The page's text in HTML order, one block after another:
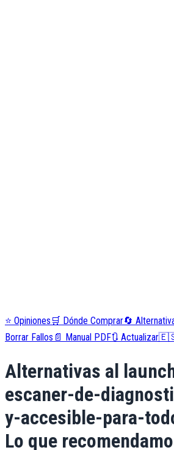
⭐ Opiniones 🛒 Dónde Comprar🔄
Borrar Fallos 📄 Manual PDF🔃 Actualizar
Alternativas al
escaner-de-
y-accesible-para-
Lo que